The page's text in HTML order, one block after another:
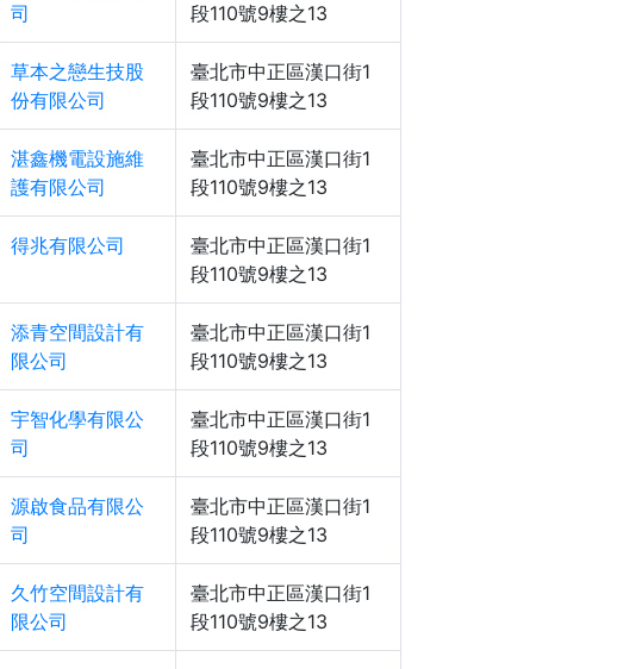
司
段110號9樓之13
草本之戀生技股
份有限公司
臺北市中正區漢口街1
段110號9樓之13
湛鑫機電設施維
護有限公司
臺北市中正區漢口街1
段110號9樓之13
得兆有限公司
臺北市中正區漢口街1
段110號9樓之13
添青空間設計有
限公司
臺北市中正區漢口街1
段110號9樓之13
宇智化學有限公
司
臺北市中正區漢口街1
段110號9樓之13
源啟食品有限公
司
臺北市中正區漢口街1
段110號9樓之13
久竹空間設計有
限公司
臺北市中正區漢口街1
段110號9樓之13